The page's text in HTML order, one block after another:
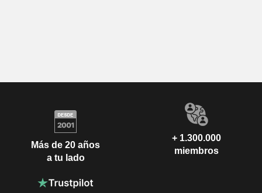
Más de 20 años
a tu lado
+ 1.300.000
miembros